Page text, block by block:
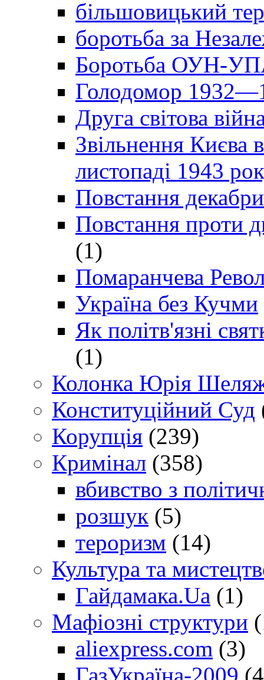
більшовицький
боротьба за
Боротьба ОУН-УПА
Голодомор
Друга світова
Звільнення Києва
листопаді 1943
Повстання
Повстання проти
(1)
Помаранчева
Україна без Кучми
Як політв'язні
(1)
Колонка Юрія
Конституційний Суд
Корупція (239)
Кримінал (358)
вбивство з
розшук (5)
тероризм (14)
Культура та
Гайдамака.Ua (1)
Мафіозні структури
aliexpress.com (3)
ГазУкраїна-2009